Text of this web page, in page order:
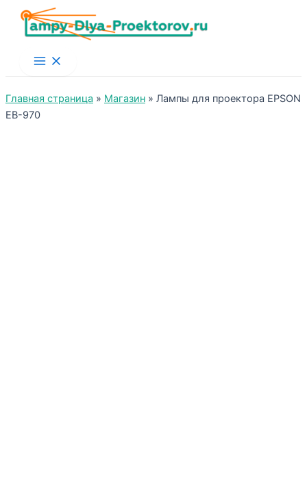
Main
Menu
Главная страница » Магазин » Лампы для проектора EPSON
EB-970